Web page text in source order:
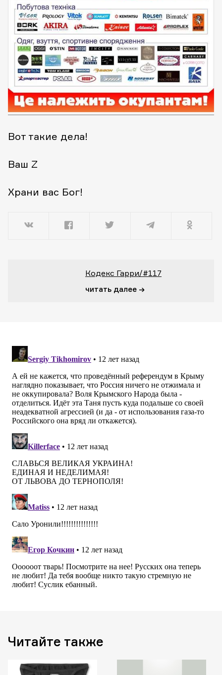
Вот такие дела!
Ваш Z
Храни вас Бог!
Кодекс Гарри/#117
читать далее →
Читайте также